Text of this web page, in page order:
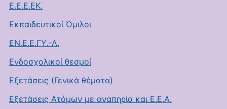
Ε.Ε.Ε.ΕΚ.
Εκπαιδευτικοί Όμιλοι
ΕΝ.Ε.Ε.ΓΥ.-Λ.
Ενδοσχολικοί θεσμοί
Εξετάσεις (Γενικά θέματα)
Εξετάσεις Ατόμων με αναπηρία και Ε.Ε.Α.